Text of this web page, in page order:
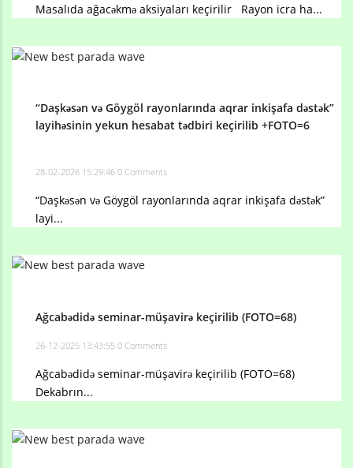
Masalıda ağacəkmə aksiyaları keçirilir Rayon icra ha...
“Daşkəsən və Göygöl rayonlarında aqrar inkişafa dəstək”
layihəsinin yekun hesabat tədbiri keçirilib +FOTO=6
28-02-2026 15:29:46 0 Comments
“Daşkəsən və Göygöl rayonlarında aqrar inkişafa dəstək”
layi...
Ağcabədidə seminar-müşavirə keçirilib (FOTO=68)
26-12-2025 13:43:55 0 Comments
Ağcabədidə seminar-müşavirə keçirilib (FOTO=68)
Dekabrın...